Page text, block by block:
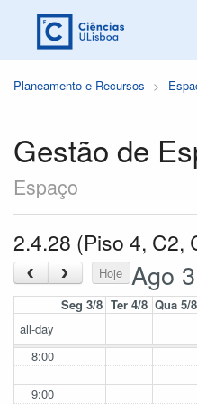
Planeamento e Recursos
Gestão de
Espaço
2.4.28 (Piso 4, C2,
‹ › Hoje Ago
Seg 3/8 Ter 4/8 Qua 5/8
all-day
8:00
9:00